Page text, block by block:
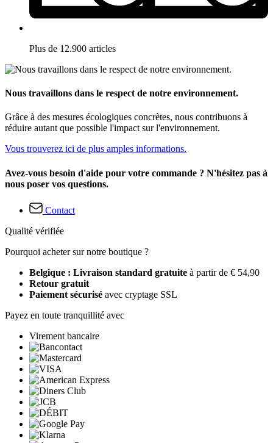
Plus de 12.900 articles
Nous travaillons dans le respect de notre environnement.
Grâce à des mesures écologiques concrètes, nous contribuons à
réduire autant que possible l'impact sur l'environnement.
Vous trouverez ici de plus amples informations.
Avez-vous besoin d'aide pour votre commande ? N'hésitez pas à
nous poser vos questions.
Contact
Qualité vérifiée
Pourquoi acheter sur notre boutique ?
Belgique : Livraison standard gratuite à partir de € 54,90
Retour gratuit
Paiement sécurisé avec cryptage SSL
Payez en toute tranquillité avec
Virement bancaire